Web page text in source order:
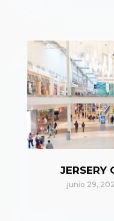
JERSERY
junio 29,